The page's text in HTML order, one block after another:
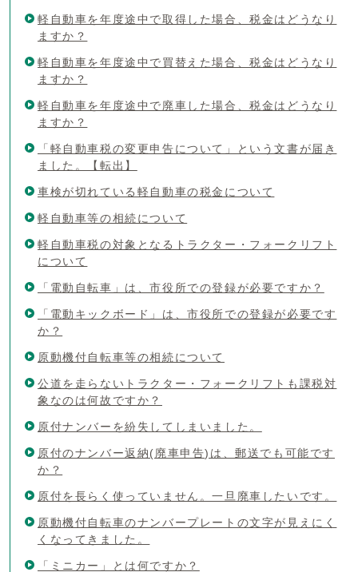
軽自動車を年度途中で取得した場合、税金はどうなり
ますか？
軽自動車を年度途中で買替えた場合、税金はどうなり
ますか？
軽自動車を年度途中で廃車した場合、税金はどうなり
ますか？
「軽自動車税の変更申告について」という文書が届き
ました。【転出】
車検が切れている軽自動車の税金について
軽自動車等の相続について
軽自動車税の対象となるトラクター・フォークリフト
について
「電動自転車」は、市役所での登録が必要ですか？
「電動キックボード」は、市役所での登録が必要です
か？
原動機付自転車等の相続について
公道を走らないトラクター・フォークリフトも課税対
象なのは何故ですか？
原付ナンバーを紛失してしまいました。
原付のナンバー返納(廃車申告)は、郵送でも可能です
か？
原付を長らく使っていません。一旦廃車したいです。
原動機付自転車のナンバープレートの文字が見えにく
くなってきました。
「ミニカー」とは何ですか？